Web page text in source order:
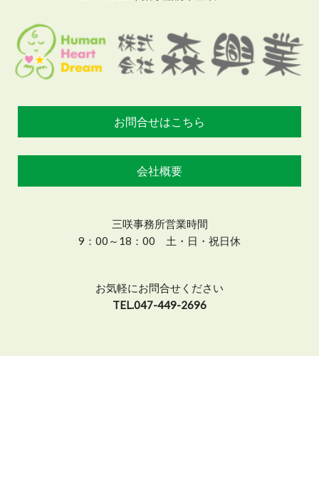
お問合せはこちら
会社概要
三咲事務所営業時間
9：00～18：00 土・日・祝日休
お気軽にお問合せください
TEL.047-449-2696